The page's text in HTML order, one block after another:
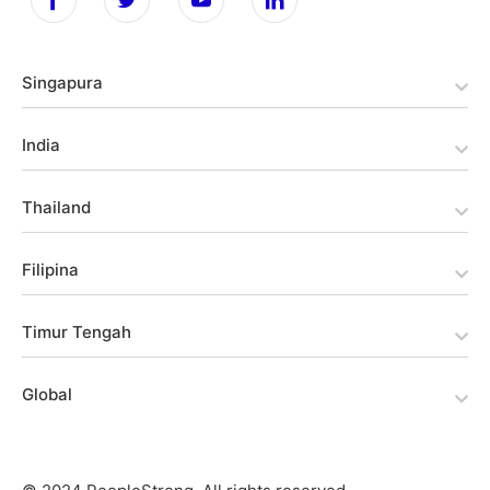
Singapura
India
Thailand
Filipina
Timur Tengah
Global